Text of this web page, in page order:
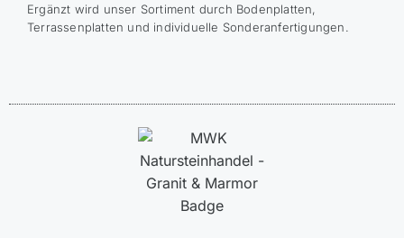
Ergänzt wird unser Sortiment durch Bodenplatten,
Terrassenplatten und individuelle Sonderanfertigungen.